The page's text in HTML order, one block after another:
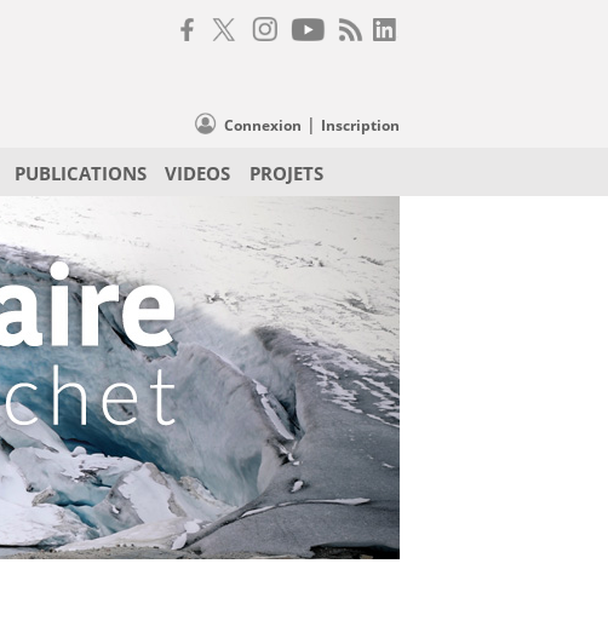
Connexion | Inscription
PUBLICATIONS VIDEOS PROJETS